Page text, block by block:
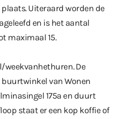
Uiteraard worden de
en is het aantal
maximaal 15.
weekvanhethuren. De
van Wonen
175a en duurt
staat er een kop koffie of